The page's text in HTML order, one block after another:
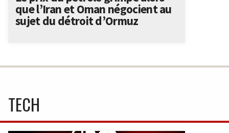
que l’Iran et Oman négocient au
sujet du détroit d’Ormuz
TECH